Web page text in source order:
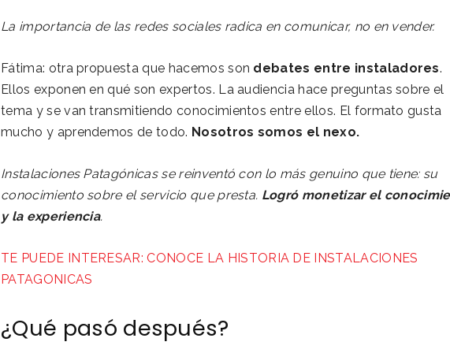
La importancia de las redes sociales radica en comunicar, no en vender.
Fátima: otra propuesta que hacemos son debates entre instaladores.
Ellos exponen en qué son expertos. La audiencia hace preguntas sobre el
tema y se van transmitiendo conocimientos entre ellos. El formato gusta
mucho y aprendemos de todo. Nosotros somos el nexo.
Instalaciones Patagónicas se reinventó con lo más genuino que tiene: su
conocimiento sobre el servicio que presta. Logró monetizar el
y la experiencia.
TE PUEDE INTERESAR: CONOCE LA HISTORIA DE INSTALACIONES
PATAGONICAS
¿Qué pasó después?